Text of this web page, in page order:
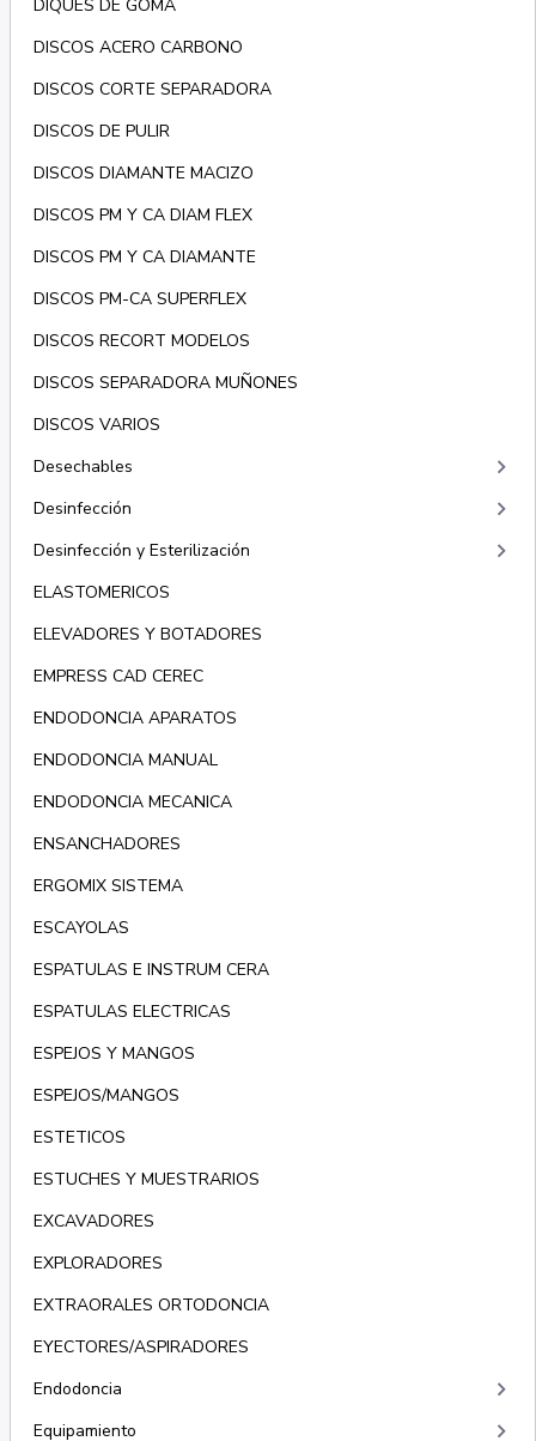
DIQUES DE GOMA
DISCOS ACERO CARBONO
DISCOS CORTE SEPARADORA
DISCOS DE PULIR
DISCOS DIAMANTE MACIZO
DISCOS PM Y CA DIAM FLEX
DISCOS PM Y CA DIAMANTE
DISCOS PM-CA SUPERFLEX
DISCOS RECORT MODELOS
DISCOS SEPARADORA MUÑONES
DISCOS VARIOS
Desechables
keyboard_arrow_right
Desinfección keyboard_arrow_right
Desinfección y Esterilización keyboard_arrow_right
ELASTOMERICOS
ELEVADORES Y BOTADORES
EMPRESS CAD CEREC
ENDODONCIA APARATOS
ENDODONCIA MANUAL
ENDODONCIA MECANICA
ENSANCHADORES
ERGOMIX SISTEMA
ESCAYOLAS
ESPATULAS E INSTRUM CERA
ESPATULAS ELECTRICAS
ESPEJOS Y MANGOS
ESPEJOS/MANGOS
ESTETICOS
ESTUCHES Y MUESTRARIOS
EXCAVADORES
EXPLORADORES
EXTRAORALES ORTODONCIA
EYECTORES/ASPIRADORES
Endodoncia
keyboard_arrow_right
Equipamiento keyboard_arrow_right